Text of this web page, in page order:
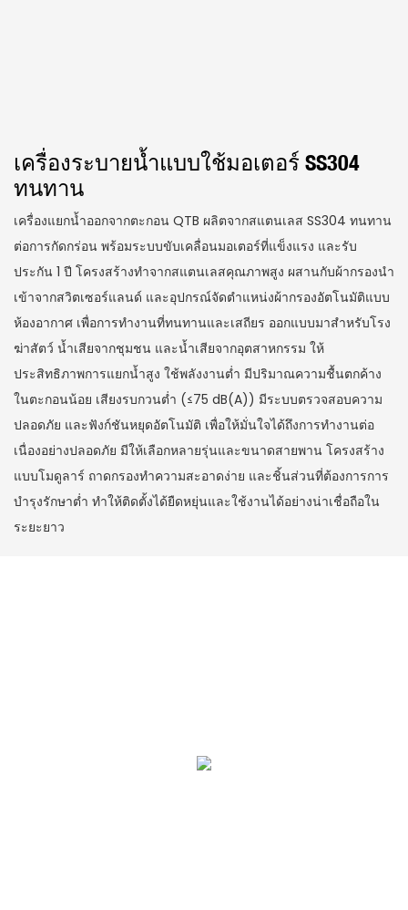
เครื่องระบายน้ำแบบใช้มอเตอร์ SS304
ทนทาน
เครื่องแยกน้ำออกจากตะกอน QTB ผลิตจากสแตนเลส SS304 ทนทาน
ต่อการกัดกร่อน พร้อมระบบขับเคลื่อนมอเตอร์ที่แข็งแรง และรับ
ประกัน 1 ปี โครงสร้างทำจากสแตนเลสคุณภาพสูง ผสานกับผ้ากรองนำ
เข้าจากสวิตเซอร์แลนด์ และอุปกรณ์จัดตำแหน่งผ้ากรองอัตโนมัติแบบ
ห้องอากาศ เพื่อการทำงานที่ทนทานและเสถียร ออกแบบมาสำหรับโรง
ฆ่าสัตว์ น้ำเสียจากชุมชน และน้ำเสียจากอุตสาหกรรม ให้
ประสิทธิภาพการแยกน้ำสูง ใช้พลังงานต่ำ มีปริมาณความชื้นตกค้าง
ในตะกอนน้อย เสียงรบกวนต่ำ (≤75 dB(A)) มีระบบตรวจสอบความ
ปลอดภัย และฟังก์ชันหยุดอัตโนมัติ เพื่อให้มั่นใจได้ถึงการทำงานต่อ
เนื่องอย่างปลอดภัย มีให้เลือกหลายรุ่นและขนาดสายพาน โครงสร้าง
แบบโมดูลาร์ ถาดกรองทำความสะอาดง่าย และชิ้นส่วนที่ต้องการการ
บำรุงรักษาต่ำ ทำให้ติดตั้งได้ยืดหยุ่นและใช้งานได้อย่างน่าเชื่อถือใน
ระยะยาว